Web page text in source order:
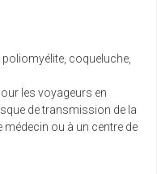
coqueluche,
les voyageurs en
de transmission de la
médecin ou à un centre de